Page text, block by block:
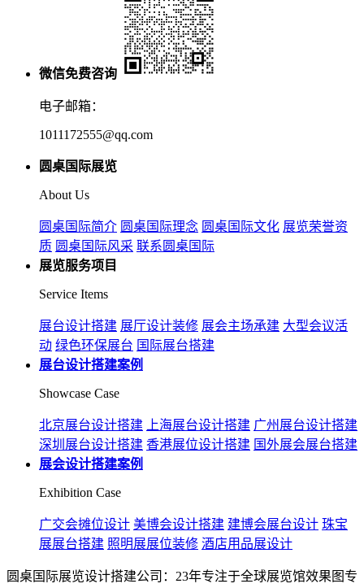
微信免费咨询
电子邮箱：
1011172555@qq.com
圆桌国际展览
About Us
圆桌国际简介 圆桌国际理念 圆桌国际文化 展览荣誉资
质 圆桌国际风采 联系圆桌国际
展览服务项目
Service Items
展台设计搭建 展厅设计装修 展会主场承建 大型会议活
动 绿色环保展台 国际展台搭建
展台设计搭建案例
Showcase Case
北京展台设计搭建 上海展台设计搭建 广州展台设计搭建
深圳展台设计搭建 香港展位设计搭建 国外展会展台搭建
展会设计搭建案例
Exhibition Case
广交会摊位设计 美博会设计搭建 建博会展台设计 珠宝
展展台搭建 照明展展位装修 酒店用品展设计
圆桌国际展览设计搭建公司：23年专注于全球展览馆效果图专